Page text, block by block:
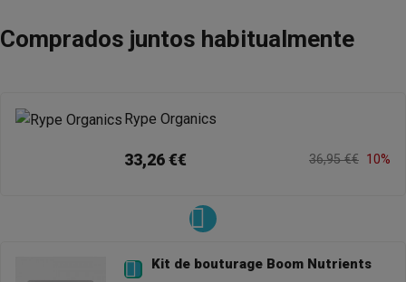
Comprados juntos habitualmente
Rype Organics
33,26 €€ 36,95 €€ 10%
 Kit de bouturage Boom Nutrients